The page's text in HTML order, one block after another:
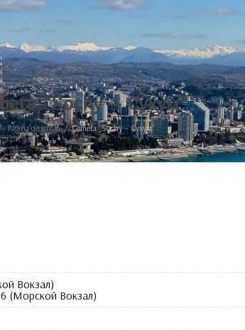
“Sochy –Сухум”
Página de inicio Cometa “Sochy –Сухум”
Вокзал)
(Морской Вокзал)